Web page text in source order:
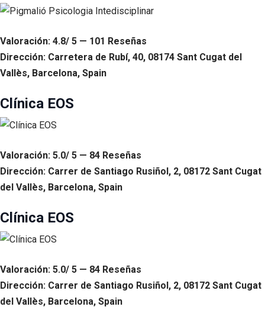
Valoración: 4.8/ 5 — 101 Reseñas
Dirección: Carretera de Rubí, 40, 08174 Sant Cugat del
Vallès, Barcelona, Spain
Clínica EOS
Valoración: 5.0/ 5 — 84 Reseñas
Dirección: Carrer de Santiago Rusiñol, 2, 08172 Sant Cugat
del Vallès, Barcelona, Spain
Clínica EOS
Valoración: 5.0/ 5 — 84 Reseñas
Dirección: Carrer de Santiago Rusiñol, 2, 08172 Sant Cugat
del Vallès, Barcelona, Spain